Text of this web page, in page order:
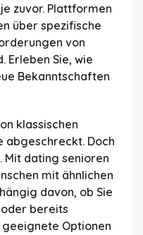
zuvor. Plattformen
über spezifische
von
Erleben Sie, wie
Bekanntschaften
klassischen
abgeschreckt. Doch
Mit dating senioren
mit ähnlichen
davon, ob Sie
bereits
Optionen